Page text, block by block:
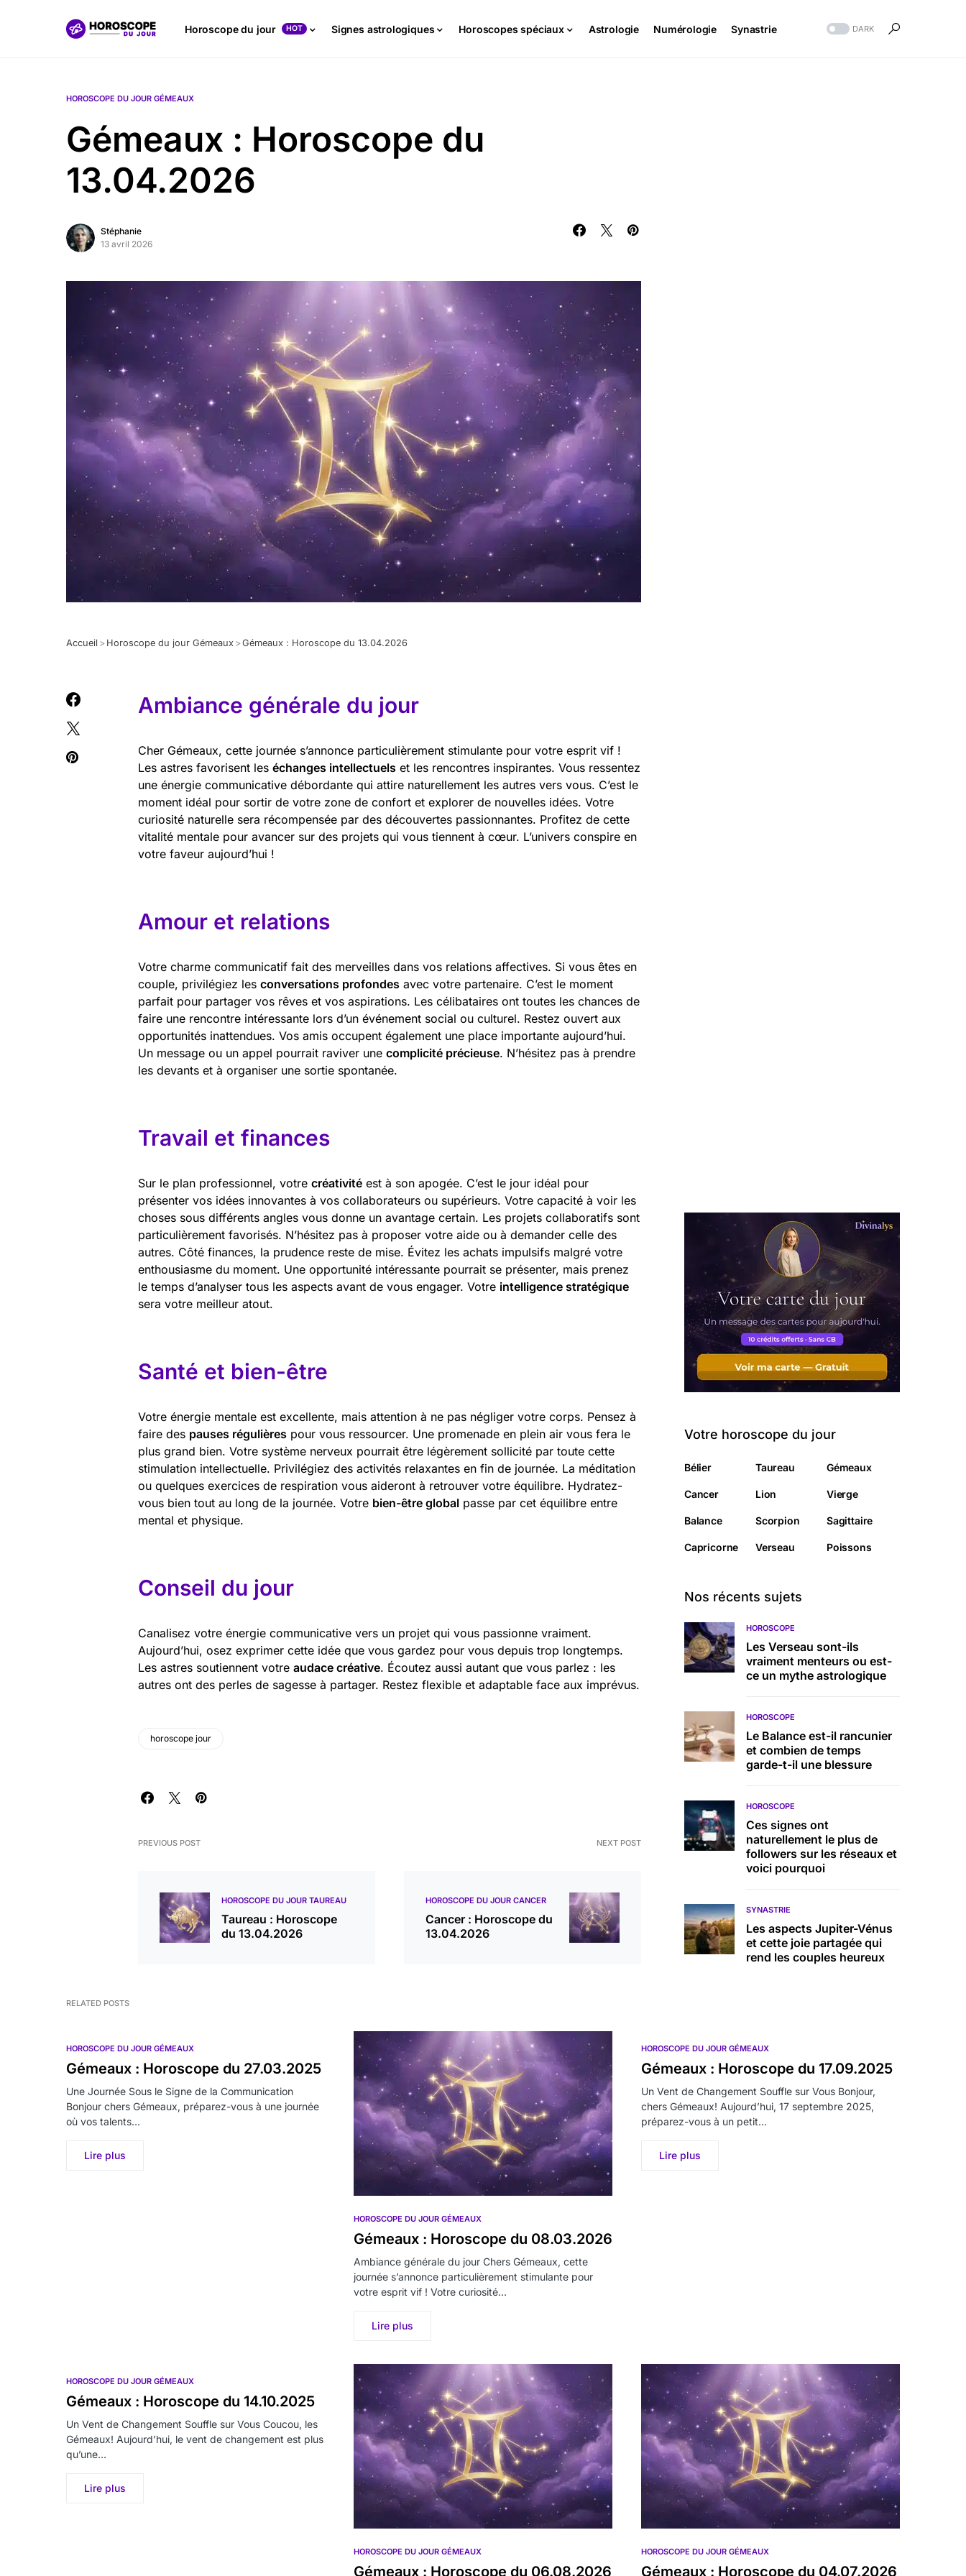
Horoscope du jour HOT Signes astrologiques Horoscopes spéciaux Astrologie Numérologie Synastrie DARK
HOROSCOPE DU JOUR GÉMEAUX
Gémeaux : Horoscope du
13.04.2026
Stéphanie
13 avril 2026
Accueil > Horoscope du jour Gémeaux >Gémeaux : Horoscope du 13.04.2026
Ambiance générale du jour
Cher Gémeaux, cette journée s’annonce particulièrement stimulante pour votre esprit vif !
Les astres favorisent les échanges intellectuels et les rencontres inspirantes. Vous ressentez
une énergie communicative débordante qui attire naturellement les autres vers vous. C’est le
moment idéal pour sortir de votre zone de confort et explorer de nouvelles idées. Votre
curiosité naturelle sera récompensée par des découvertes passionnantes. Profitez de cette
vitalité mentale pour avancer sur des projets qui vous tiennent à cœur. L’univers conspire en
votre faveur aujourd’hui !
Amour et relations
Votre charme communicatif fait des merveilles dans vos relations affectives. Si vous êtes en
couple, privilégiez les conversations profondes avec votre partenaire. C’est le moment
parfait pour partager vos rêves et vos aspirations. Les célibataires ont toutes les chances de
faire une rencontre intéressante lors d’un événement social ou culturel. Restez ouvert aux
opportunités inattendues. Vos amis occupent également une place importante aujourd’hui.
Un message ou un appel pourrait raviver une complicité précieuse. N’hésitez pas à prendre
les devants et à organiser une sortie spontanée.
Travail et finances
Sur le plan professionnel, votre créativité est à son apogée. C’est le jour idéal pour
présenter vos idées innovantes à vos collaborateurs ou supérieurs. Votre capacité à voir les
choses sous différents angles vous donne un avantage certain. Les projets collaboratifs sont
particulièrement favorisés. N’hésitez pas à proposer votre aide ou à demander celle des
autres. Côté finances, la prudence reste de mise. Évitez les achats impulsifs malgré votre
enthousiasme du moment. Une opportunité intéressante pourrait se présenter, mais prenez
le temps d’analyser tous les aspects avant de vous engager. Votre intelligence stratégique
sera votre meilleur atout.
Santé et bien-être
Votre énergie mentale est excellente, mais attention à ne pas négliger votre corps. Pensez à
faire des pauses régulières pour vous ressourcer. Une promenade en plein air vous fera le
plus grand bien. Votre système nerveux pourrait être légèrement sollicité par toute cette
stimulation intellectuelle. Privilégiez des activités relaxantes en fin de journée. La méditation
ou quelques exercices de respiration vous aideront à retrouver votre équilibre. Hydratez-
vous bien tout au long de la journée. Votre bien-être global passe par cet équilibre entre
mental et physique.
Conseil du jour
Canalisez votre énergie communicative vers un projet qui vous passionne vraiment.
Aujourd’hui, osez exprimer cette idée que vous gardez pour vous depuis trop longtemps.
Les astres soutiennent votre audace créative. Écoutez aussi autant que vous parlez : les
autres ont des perles de sagesse à partager. Restez flexible et adaptable face aux imprévus.
horoscope jour
PREVIOUS POST
HOROSCOPE DU JOUR TAUREAU
Taureau : Horoscope
du 13.04.2026
NEXT POST
HOROSCOPE DU JOUR CANCER
Cancer : Horoscope du
13.04.2026
Votre horoscope du jour
Bélier Taureau Gémeaux
Cancer Lion Vierge
Balance Scorpion Sagittaire
Capricorne Verseau Poissons
Nos récents sujets
HOROSCOPE
Les Verseau sont-ils
vraiment menteurs ou est-
ce un mythe astrologique
HOROSCOPE
Le Balance est-il rancunier
et combien de temps
garde-t-il une blessure
HOROSCOPE
Ces signes ont
naturellement le plus de
followers sur les réseaux et
voici pourquoi
SYNASTRIE
Les aspects Jupiter-Vénus
et cette joie partagée qui
rend les couples heureux
RELATED POSTS
HOROSCOPE DU JOUR GÉMEAUX
Gémeaux : Horoscope du 27.03.2025
Une Journée Sous le Signe de la Communication
Bonjour chers Gémeaux, préparez-vous à une journée
où vos talents…
Lire plus
HOROSCOPE DU JOUR GÉMEAUX
Gémeaux : Horoscope du 08.03.2026
Ambiance générale du jour Chers Gémeaux, cette
journée s’annonce particulièrement stimulante pour
votre esprit vif ! Votre curiosité…
Lire plus
HOROSCOPE DU JOUR GÉMEAUX
Gémeaux : Horoscope du 17.09.2025
Un Vent de Changement Souffle sur Vous Bonjour,
chers Gémeaux! Aujourd’hui, 17 septembre 2025,
préparez-vous à un petit…
Lire plus
HOROSCOPE DU JOUR GÉMEAUX
Gémeaux : Horoscope du 14.10.2025
Un Vent de Changement Souffle sur Vous Coucou, les
Gémeaux! Aujourd’hui, le vent de changement est plus
qu’une…
Lire plus
HOROSCOPE DU JOUR GÉMEAUX
Gémeaux : Horoscope du 06.08.2026
HOROSCOPE DU JOUR GÉMEAUX
Gémeaux : Horoscope du 04.07.2026